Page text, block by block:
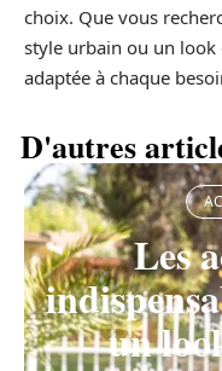
choix. Que vous
style urbain ou un look
adaptée à chaque
D'autres
Les
un